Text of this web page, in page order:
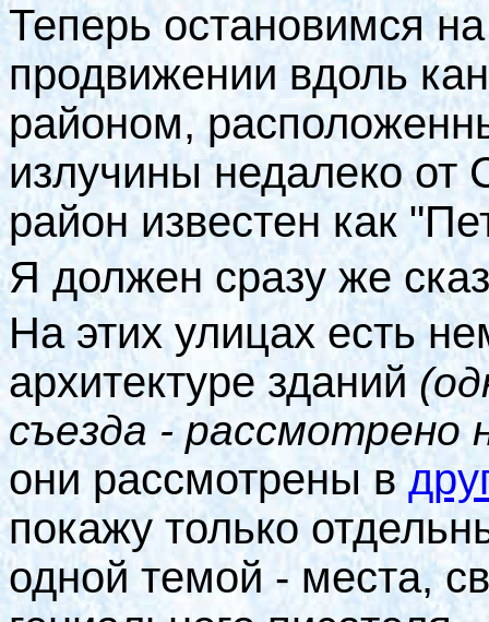
Теперь остановимся
продвижении вдоль
районом,
излучины недалеко
район известен как
Я должен сразу же
На этих улицах есть
архитектуре зданий
съезда - рассмотрено
они рассмотрены в
покажу только
одной темой - места,